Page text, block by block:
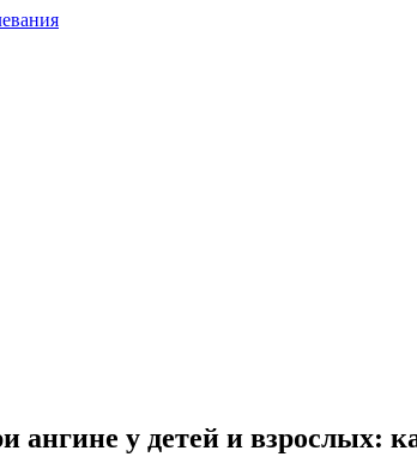
ангине у детей и взрослых: